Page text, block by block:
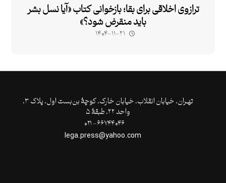
ترازوی اخلاقی برای بقا؛ بازخوانی کتاب «آیا نسل بشر
باید منقرض شود؟»
۱۴۰۴-۱۱-۲۱
تهـران،‌ خیابان انقلاب، خیابان خارک، کوچۀ بن‌بست اول، پلاک ۳،
واحد ۲۲، طبقۀ ۵